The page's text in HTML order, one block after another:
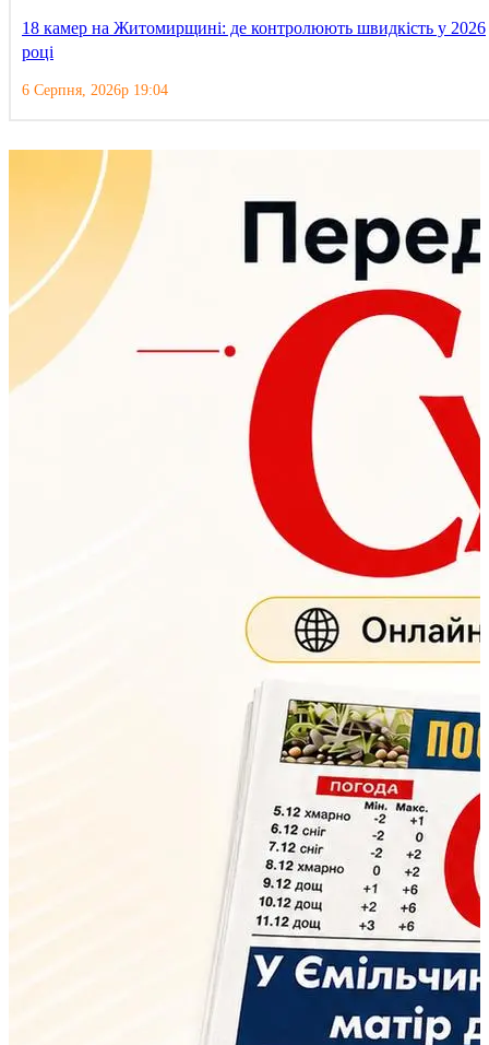
18 камер на Житомирщині: де контролюють швидкість у 2026
році
6 Серпня, 2026р 19:04